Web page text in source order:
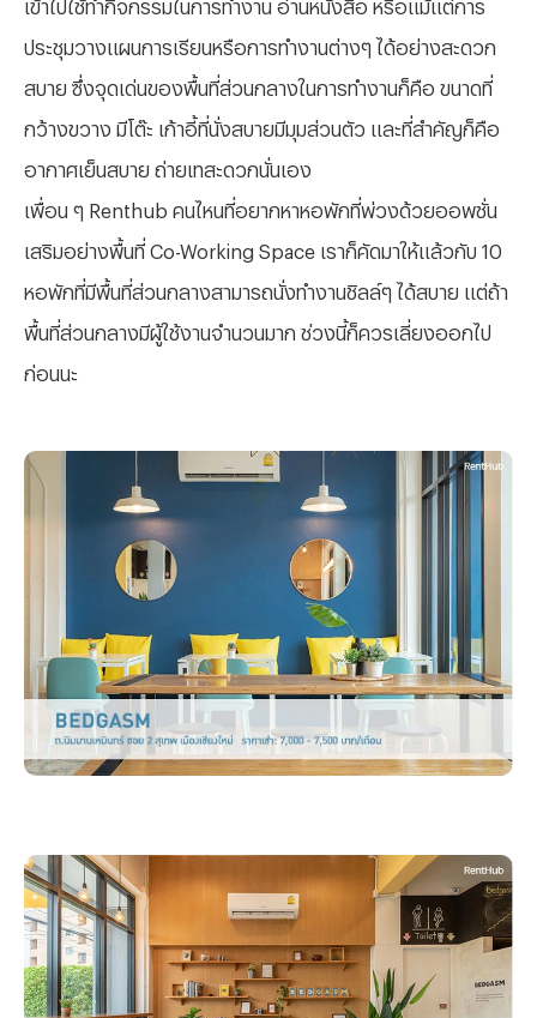
ประชุมวางแผนการเรียนหรือการทำงานต่างๆ ได้อย่างสะดวก
สบาย ซึ่งจุดเด่นของพื้นที่ส่วนกลางในการทำงานก็คือ ขนาดที่
กว้างขวาง มีโต๊ะ เก้าอี้ที่นั่งสบายมีมุมส่วนตัว และที่สำคัญก็คือ
อากาศเย็นสบาย ถ่ายเทสะดวกนั่นเอง
เพื่อน ๆ Renthub คนไหนที่อยากหาหอพักที่พ่วงด้วยออพชั่น
เสริมอย่างพื้นที่ Co-Working Space เราก็คัดมาให้แล้วกับ 10
หอพักที่มีพื้นที่ส่วนกลางสามารถนั่งทำงานชิลล์ๆ ได้สบาย แต่ถ้า
พื้นที่ส่วนกลางมีผู้ใช้งานจำนวนมาก ช่วงนี้ก็ควรเลี่ยงออกไป
ก่อนนะ